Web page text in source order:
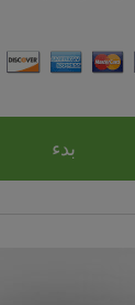
بدء